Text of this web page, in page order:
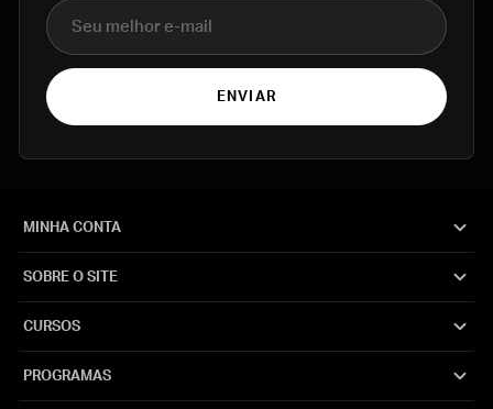
E-mail
ENVIAR
MINHA CONTA
SOBRE O SITE
CURSOS
PROGRAMAS